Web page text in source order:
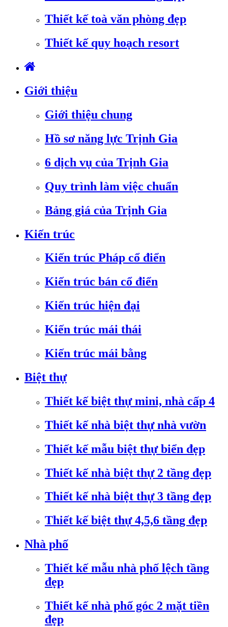
Thiết kế toà văn phòng đẹp
Thiết kế quy hoạch resort
Giới thiệu
Giới thiệu chung
Hồ sơ năng lực Trịnh Gia
6 dịch vụ của Trịnh Gia
Quy trình làm việc chuẩn
Bảng giá của Trịnh Gia
Kiến trúc
Kiến trúc Pháp cổ điển
Kiến trúc bán cổ điển
Kiến trúc hiện đại
Kiến trúc mái thái
Kiến trúc mái bằng
Biệt thự
Thiết kế biệt thự mini, nhà cấp 4
Thiết kế nhà biệt thự nhà vườn
Thiết kế mẫu biệt thự biển đẹp
Thiết kế nhà biệt thự 2 tầng đẹp
Thiết kế nhà biệt thự 3 tầng đẹp
Thiết kế biệt thự 4,5,6 tầng đẹp
Nhà phố
Thiết kế mẫu nhà phố lệch tầng
đẹp
Thiết kế nhà phố góc 2 mặt tiền
đẹp